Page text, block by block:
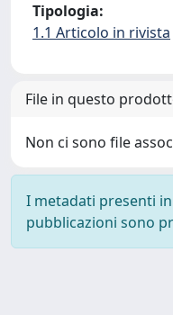
Tipologia:
1.1 Articolo in rivista
File in questo
Non ci sono file
I metadati presenti in
pubblicazioni sono